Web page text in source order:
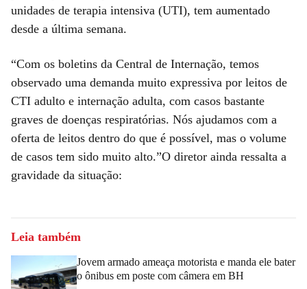
unidades de terapia intensiva (UTI), tem aumentado
desde a última semana.
“Com os boletins da Central de Internação, temos
observado uma demanda muito expressiva por leitos de
CTI adulto e internação adulta, com casos bastante
graves de doenças respiratórias. Nós ajudamos com a
oferta de leitos dentro do que é possível, mas o volume
de casos tem sido muito alto.”O diretor ainda ressalta a
gravidade da situação:
Leia também
Jovem armado ameaça motorista e manda ele bater
o ônibus em poste com câmera em BH